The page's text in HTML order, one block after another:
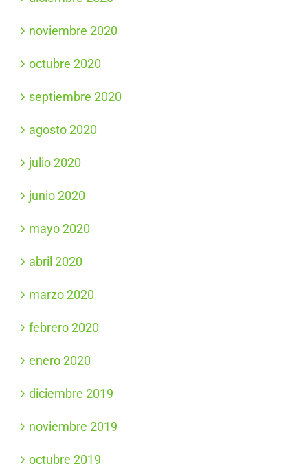
noviembre 2020
octubre 2020
septiembre 2020
agosto 2020
julio 2020
junio 2020
mayo 2020
abril 2020
marzo 2020
febrero 2020
enero 2020
diciembre 2019
noviembre 2019
octubre 2019